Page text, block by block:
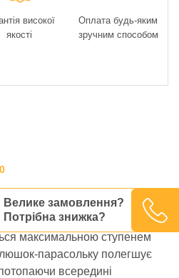
Велике замовлення?
Потрібна знижка?
високої
якості
Оплата будь-яким
зручним способом
0
теплоізоляції з
– виріб з первинної
максимальною ступенем
парасольку полегшує
всередині